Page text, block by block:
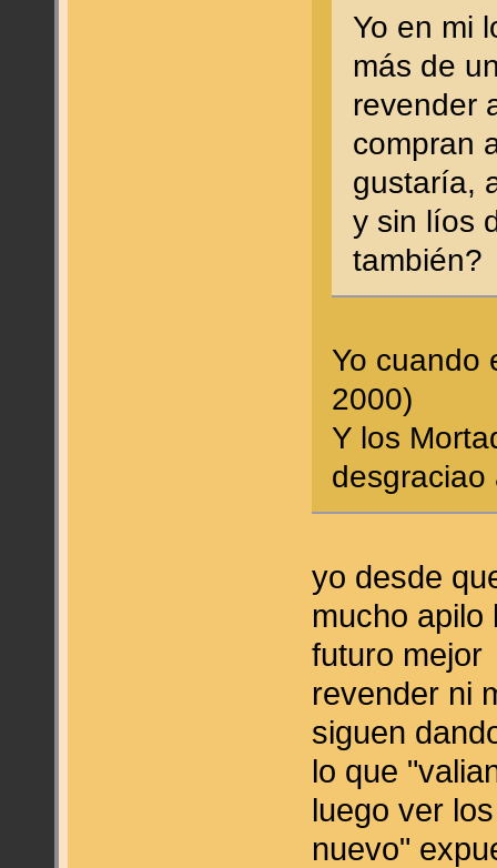
Yo en mi
más de
revender
compran
gustaría,
y sin líos
también?
Yo cuando
2000)
Y los
yo desde
mucho apilo
futuro
revender ni
siguen
lo que
luego ver
nuevo"